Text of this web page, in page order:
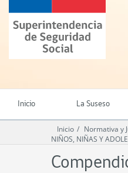
contenido
principal
Superintendencia
de
Seguridad
(SUSESO)
Chile
Inicio La Suseso
Inicio Normativa y
NIÑOS, NIÑAS Y